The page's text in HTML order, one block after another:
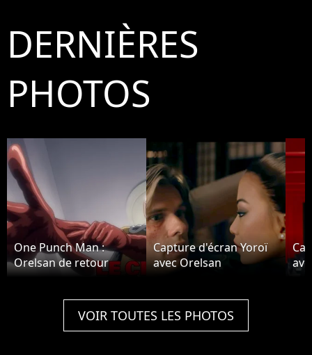
DERNIÈRES
PHOTOS
One Punch Man :
Orelsan de retour
Capture d'écran Yoroï
avec Orelsan
VOIR TOUTES LES PHOTOS